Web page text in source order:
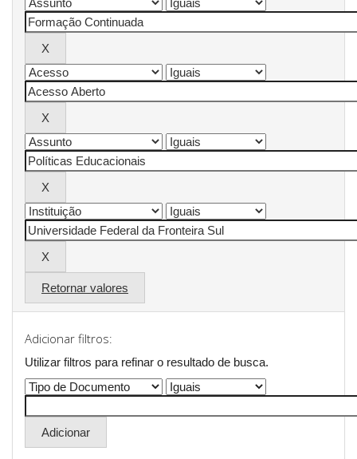
Retornar valores
Adicionar filtros:
Utilizar filtros para refinar o resultado de busca.